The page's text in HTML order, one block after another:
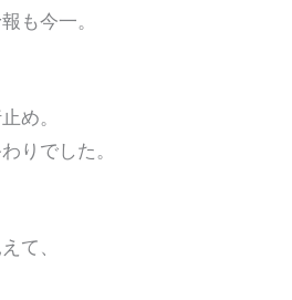
も今一。
め。
りでした。
て、